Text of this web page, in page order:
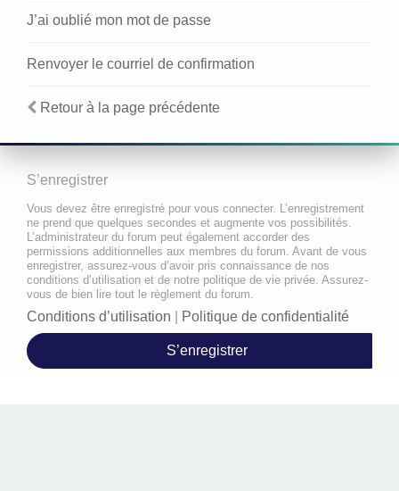
J’ai oublié mon mot de passe
Renvoyer le courriel de confirmation
Retour à la page précédente
S’enregistrer
Vous devez être enregistré pour vous connecter. L’enregistrement
ne prend que quelques secondes et augmente vos possibilités.
L’administrateur du forum peut également accorder des
permissions additionnelles aux membres du forum. Avant de vous
enregistrer, assurez-vous d’avoir pris connaissance de nos
conditions d’utilisation et de notre politique de vie privée. Assurez-
vous de bien lire tout le règlement du forum.
Conditions d’utilisation Politique de confidentialité
S’enregistrer